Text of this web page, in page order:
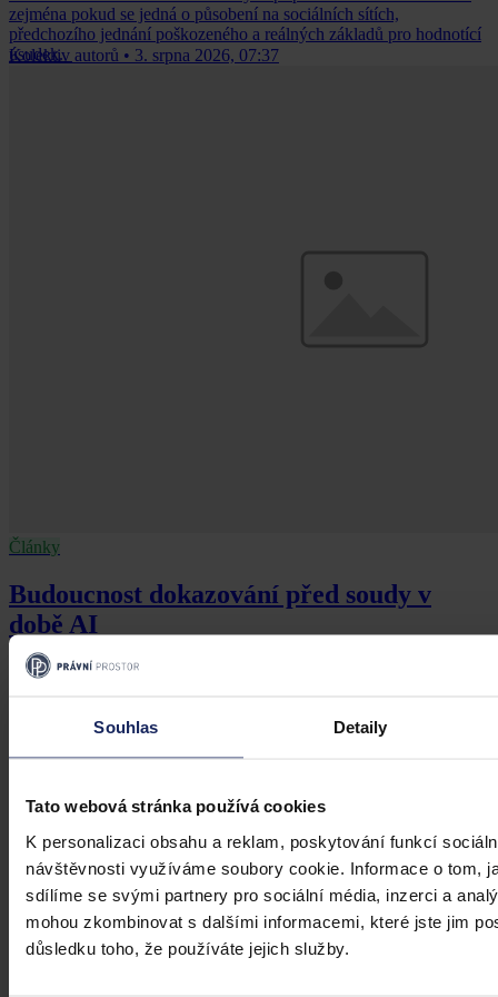
Souhlas Detaily
Tato webová stránka používá cookies
K personalizaci obsahu a reklam, poskytování funkcí
návštěvnosti využíváme soubory cookie. Informace o tom,
sdílíme se svými partnery pro sociální média, inzerci a
mohou zkombinovat s dalšími informacemi, které jste jim
důsledku toho, že používáte jejich služby.
zejména pokud se jedná o působení na sociálních sítích,
předchozího jednání poškozeného a reálných základů pro hodnotící
úsudek.
Kolektiv autorů • 3. srpna 2026, 07:37
Články
Budoucnost dokazování před soudy v
době AI
Umělá inteligence změní soudní proces. Je možné dnes považovat